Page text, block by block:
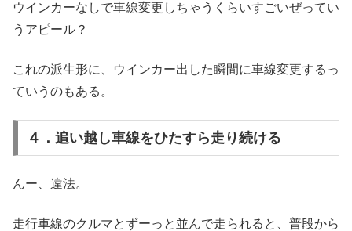
ウインカーなしで車線変更しちゃうくらいすごいぜってい
うアピール？
これの派生形に、ウインカー出した瞬間に車線変更するっ
ていうのもある。
４．追い越し車線をひたすら走り続ける
んー、違法。
走行車線のクルマとずーっと並んで走られると、普段から